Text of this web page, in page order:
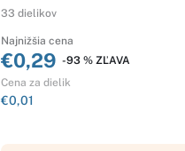
33 dielikov
Najnižšia cena
€0,29 -93 % ZĽAVA
Cena za dielik
€0,01